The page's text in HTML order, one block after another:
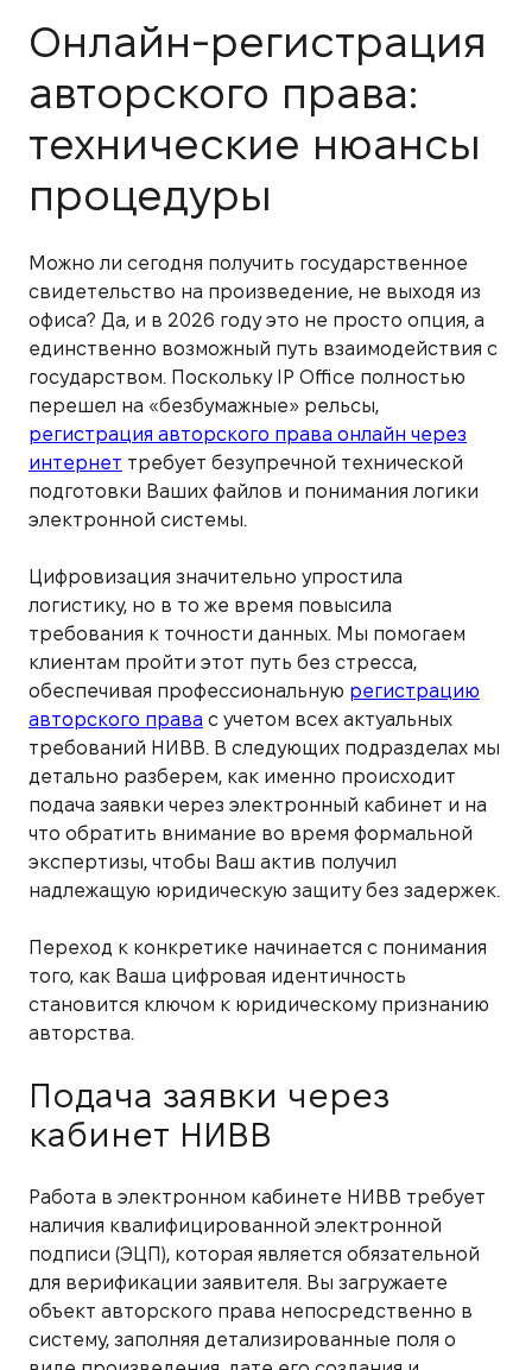
Онлайн-регистрация
авторского права:
технические нюансы
процедуры
Можно ли сегодня получить государственное
свидетельство на произведение, не выходя из
офиса? Да, и в 2026 году это не просто опция, а
единственно возможный путь взаимодействия с
государством. Поскольку IP Office полностью
перешел на «безбумажные» рельсы,
регистрация авторского права онлайн через
интернет требует безупречной технической
подготовки Ваших файлов и понимания логики
электронной системы.
Цифровизация значительно упростила
логистику, но в то же время повысила
требования к точности данных. Мы помогаем
клиентам пройти этот путь без стресса,
обеспечивая профессиональную регистрацию
авторского права с учетом всех актуальных
требований НИВВ. В следующих подразделах мы
детально разберем, как именно происходит
подача заявки через электронный кабинет и на
что обратить внимание во время формальной
экспертизы, чтобы Ваш актив получил
надлежащую юридическую защиту без задержек.
Переход к конкретике начинается с понимания
того, как Ваша цифровая идентичность
становится ключом к юридическому признанию
авторства.
Подача заявки через
кабинет НИВВ
Работа в электронном кабинете НИВВ требует
наличия квалифицированной электронной
подписи (ЭЦП), которая является обязательной
для верификации заявителя. Вы загружаете
объект авторского права непосредственно в
систему, заполняя детализированные поля о